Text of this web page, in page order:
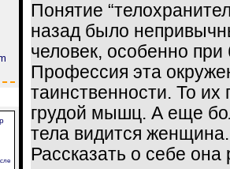
Понятие
назад было
человек, особенно
Профессия эта
таинственности. То их
грудой мышц. А еще
тела видится
Рассказать о себе